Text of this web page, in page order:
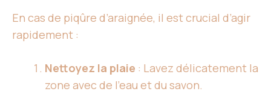
En cas de piqûre d’araignée, il est crucial d’agir
rapidement :
Nettoyez la plaie : Lavez délicatement la
zone avec de l’eau et du savon.